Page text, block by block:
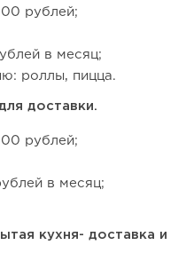
рублей;
в месяц;
роллы, пицца.
доставки.
рублей;
в месяц;
кухня- доставка и